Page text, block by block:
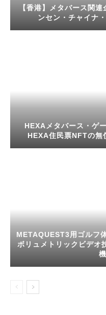
【香港】メタバース関
ンセン・チャイナ
HEXAメタバース・ゲ
HEXA住民票NFTの
METAQUEST3用ゴルフ
ボリュメトリックビデオ